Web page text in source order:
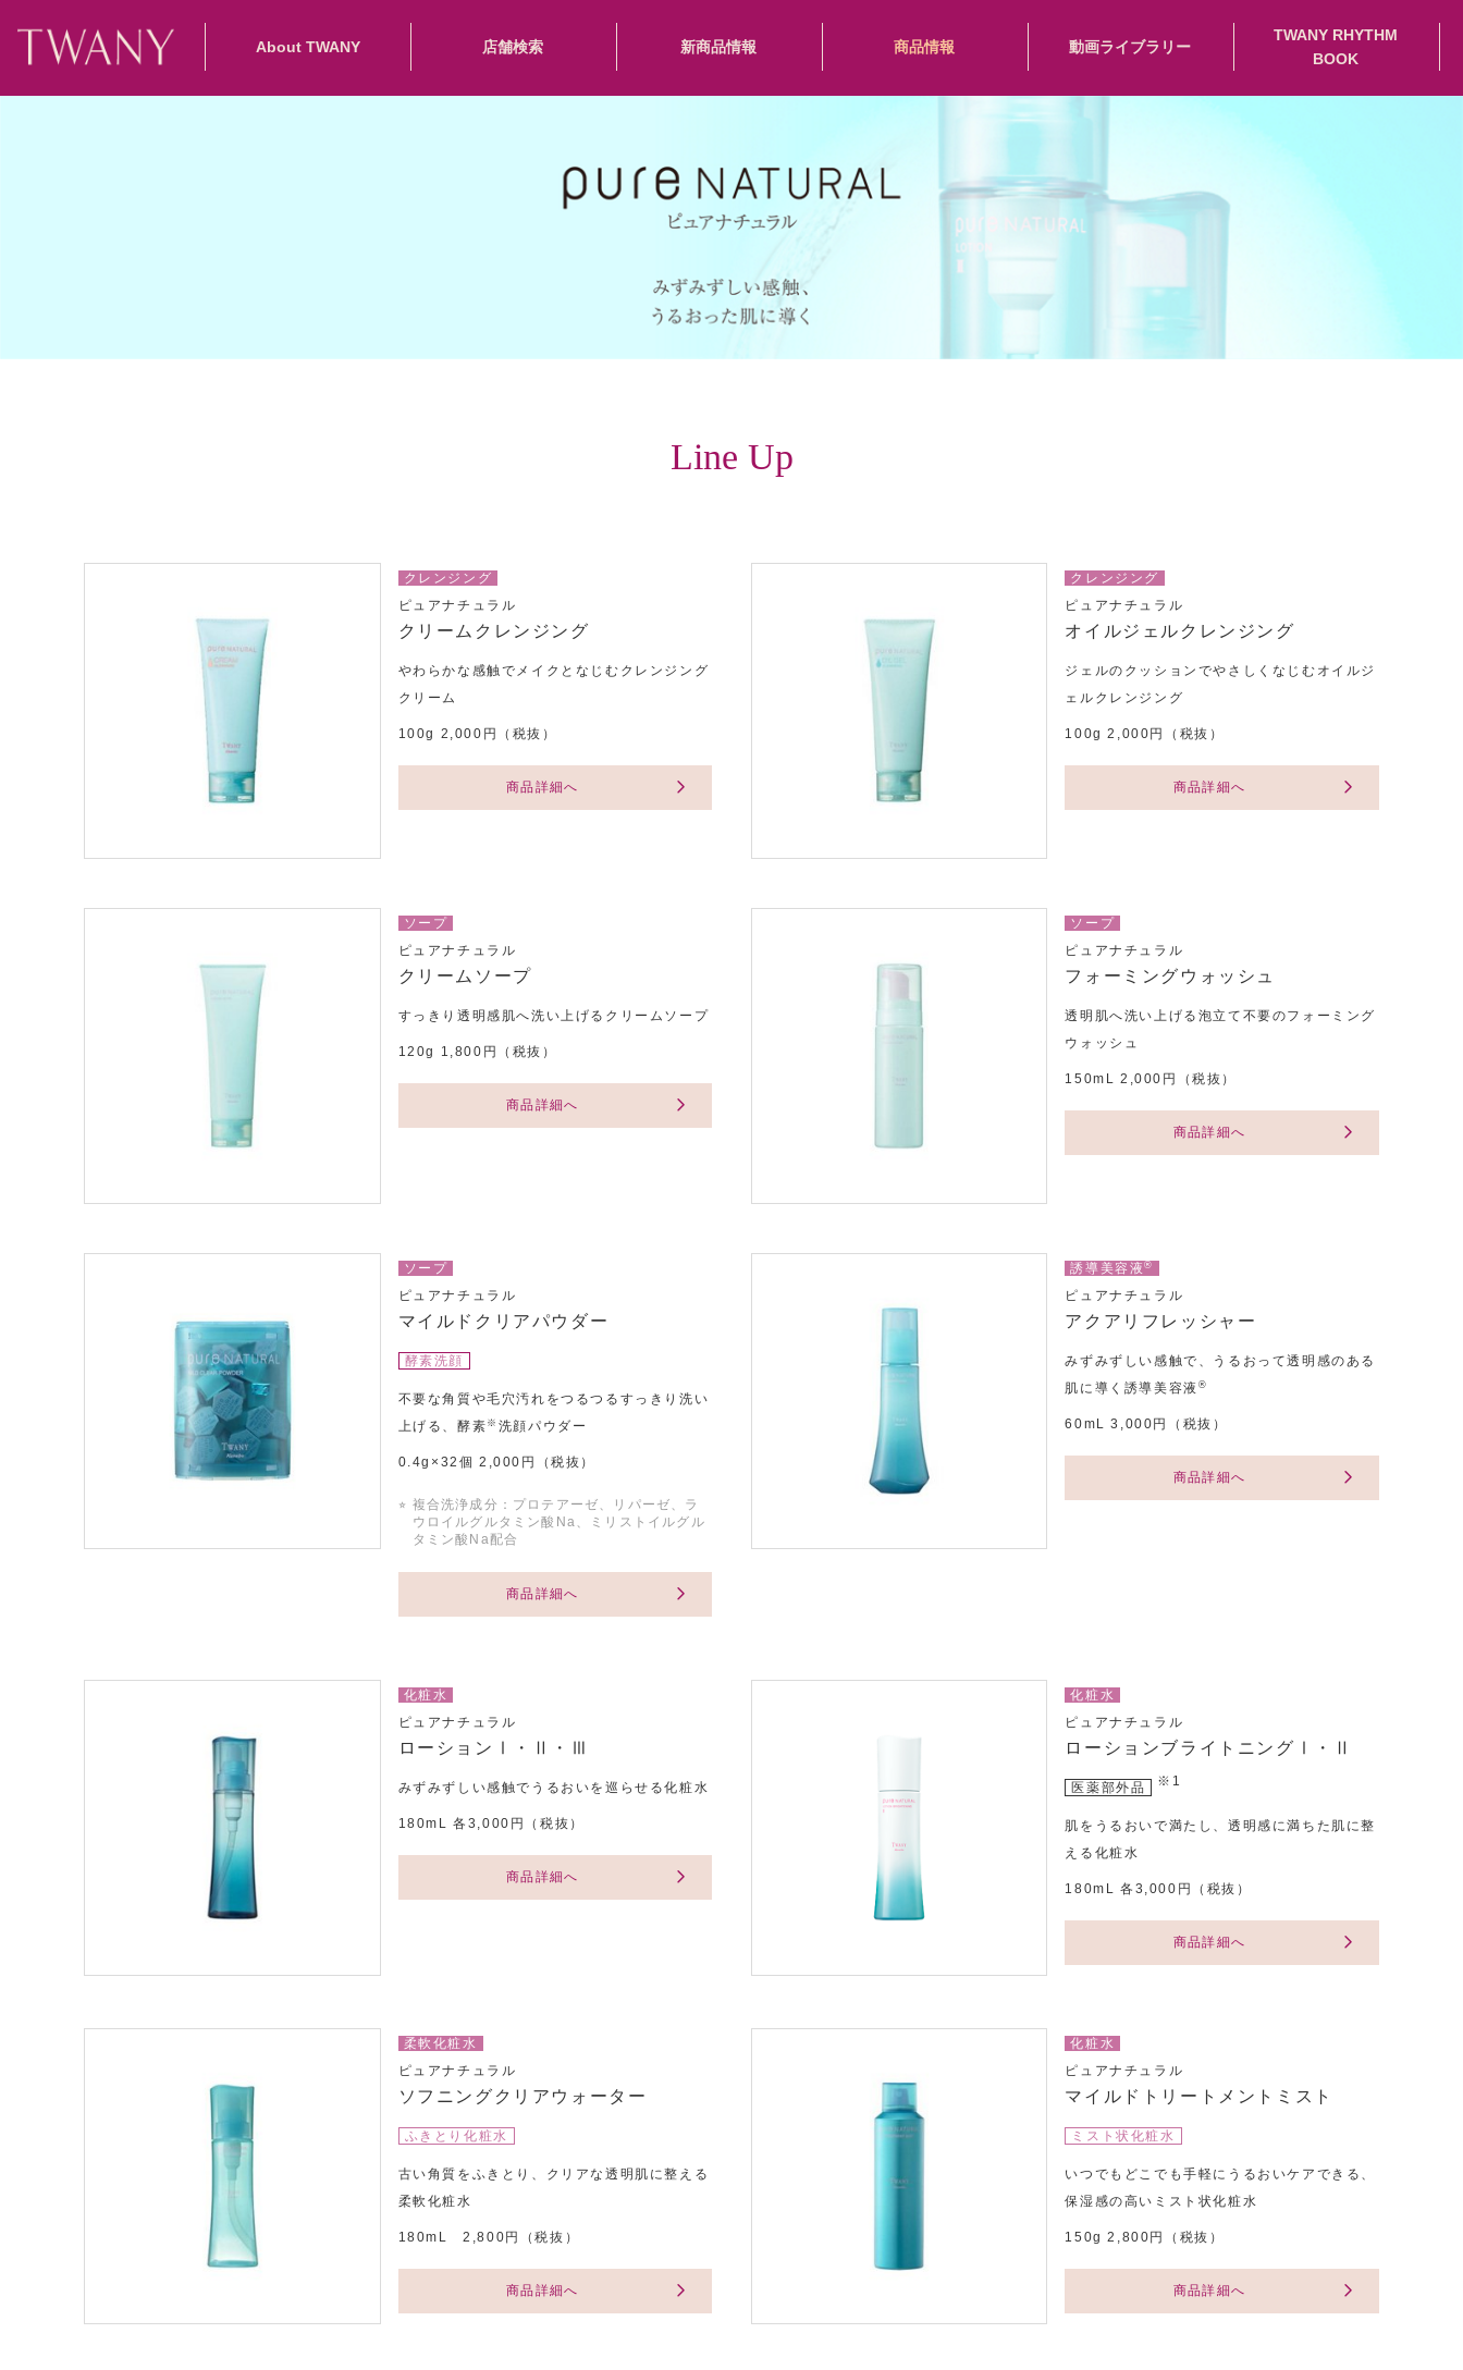
About TWANY 店舗検索 新商品情報 商品情報 動画ライブラリー
TWANY RHYTHM
BOOK
Line Up
クレンジング
ピュアナチュラル
クリームクレンジング
やわらかな感触でメイクとなじむクレンジング
クリーム
100g 2,000円（税抜）
商品詳細へ
クレンジング
ピュアナチュラル
オイルジェルクレンジング
ジェルのクッションでやさしくなじむオイルジ
ェルクレンジング
100g 2,000円（税抜）
商品詳細へ
ソープ
ピュアナチュラル
クリームソープ
すっきり透明感肌へ洗い上げるクリームソープ
120g 1,800円（税抜）
商品詳細へ
ソープ
ピュアナチュラル
フォーミングウォッシュ
透明肌へ洗い上げる泡立て不要のフォーミング
ウォッシュ
150mL 2,000円（税抜）
商品詳細へ
ソープ
ピュアナチュラル
マイルドクリアパウダー
酵素洗顔
不要な角質や毛穴汚れをつるつるすっきり洗い
上げる、酵素 ※ 洗顔パウダー
0.4g×32個 2,000円（税抜）
⭐︎ 複合洗浄成分：プロテアーゼ、リパーゼ、ラ
ウロイルグルタミン酸Na、ミリストイルグル
タミン酸Na配合
商品詳細へ
誘導美容液®
ピュアナチュラル
アクアリフレッシャー
みずみずしい感触で、うるおって透明感のある
肌に導く誘導美容液 ®
60mL 3,000円（税抜）
商品詳細へ
化粧水
ピュアナチュラル
ローションⅠ・Ⅱ・Ⅲ
みずみずしい感触でうるおいを巡らせる化粧水
180mL 各3,000円（税抜）
商品詳細へ
化粧水
ピュアナチュラル
ローションブライトニングⅠ・Ⅱ
医薬部外品 ※1
肌をうるおいで満たし、透明感に満ちた肌に整
える化粧水
180mL 各3,000円（税抜）
商品詳細へ
柔軟化粧水
ピュアナチュラル
ソフニングクリアウォーター
ふきとり化粧水
古い角質をふきとり、クリアな透明肌に整える
柔軟化粧水
180mL 2,800円（税抜）
商品詳細へ
化粧水
ピュアナチュラル
マイルドトリートメントミスト
ミスト状化粧水
いつでもどこでも手軽にうるおいケアできる、
保湿感の高いミスト状化粧水
150g 2,800円（税抜）
商品詳細へ